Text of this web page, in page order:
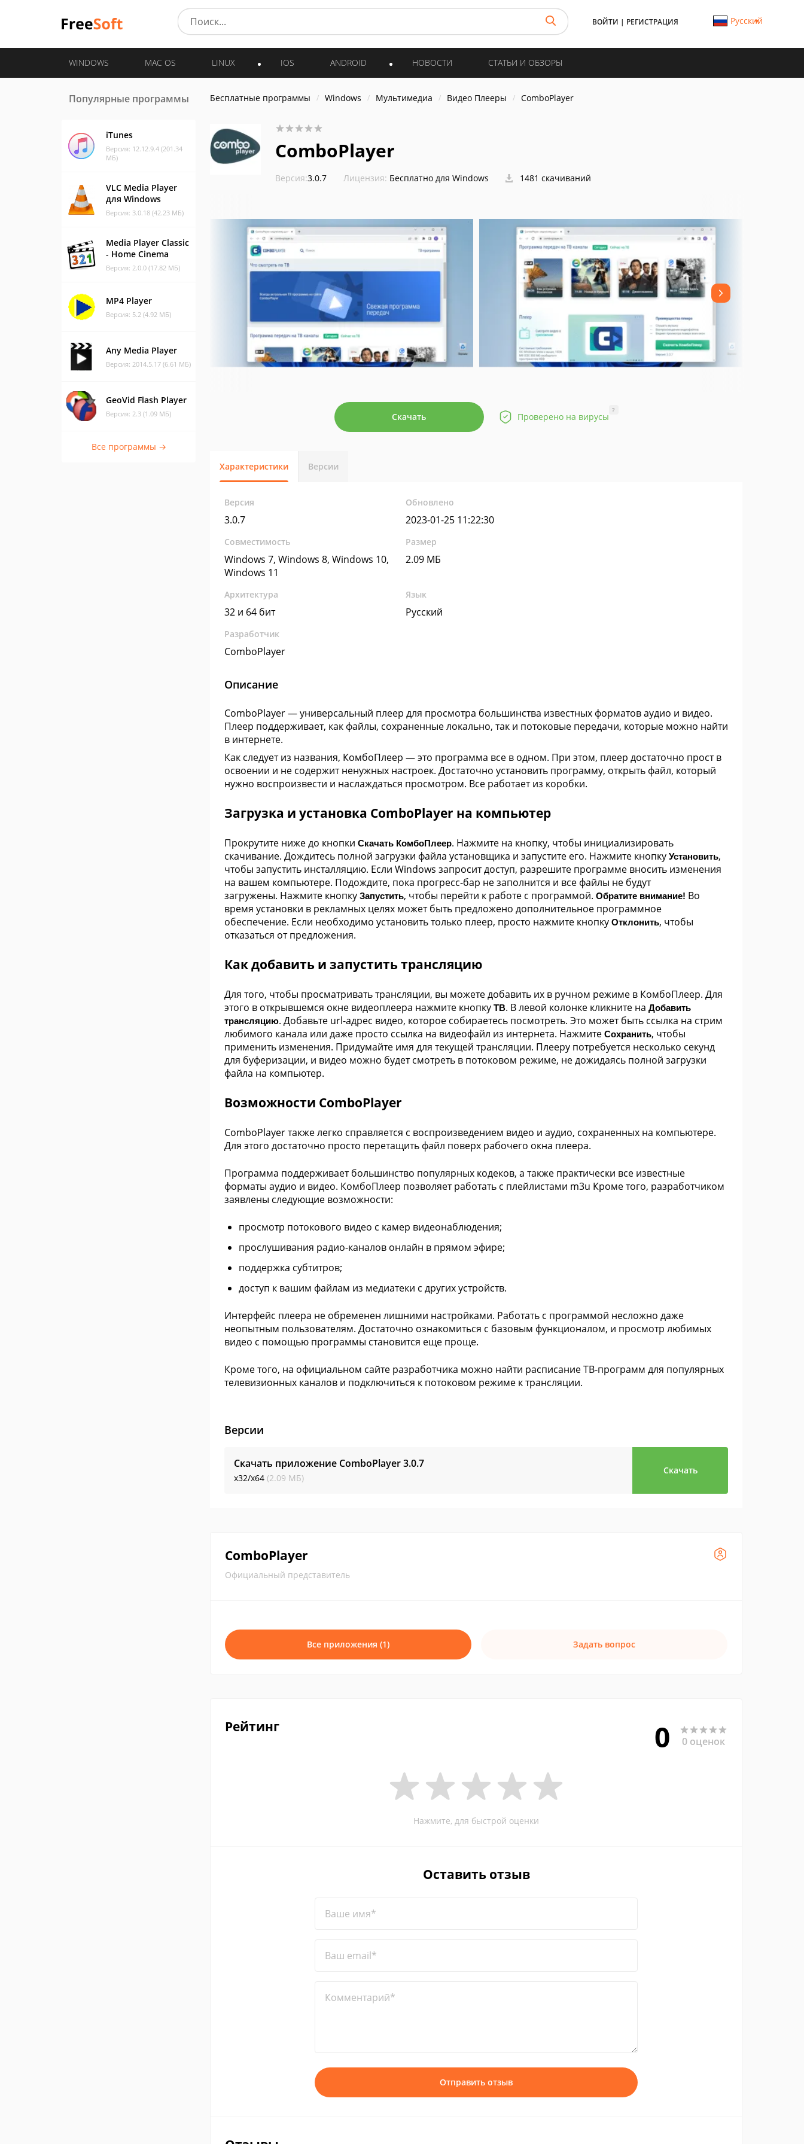
ВОЙТИ | РЕГИСТРАЦИЯ Русский
WINDOWS MAC OS LINUX IOS ANDROID НОВОСТИ СТАТЬИ И ОБЗОРЫ
Популярные программы
iTunes
Версия: 12.12.9.4 (201.34
МБ)
VLC Media Player
для Windows
Версия: 3.0.18 (42.23 МБ)
Media Player Classic
- Home Cinema
Версия: 2.0.0 (17.82 МБ)
MP4 Player
Версия: 5.2 (4.92 МБ)
Any Media Player
Версия: 2014.5.17 (6.61 МБ)
GeoVid Flash Player
Версия: 2.3 (1.09 МБ)
Все программы →
Бесплатные программы Windows Мультимедиа Видео Плееры ComboPlayer
ComboPlayer
Версия:3.0.7 Лицензия: Бесплатно для Windows 1481 скачиваний
Скачать Проверено на вирусы
?
Характеристики Версии
Версия
3.0.7
Обновлено
2023-01-25 11:22:30
Совместимость
Windows 7, Windows 8, Windows 10,
Windows 11
Размер
2.09 МБ
Архитектура
32 и 64 бит
Язык
Русский
Разработчик
ComboPlayer
Описание
СomboPlayer — универсальный плеер для просмотра большинства известных форматов аудио и видео.
Плеер поддерживает, как файлы, сохраненные локально, так и потоковые передачи, которые можно найти
в интернете.
Как следует из названия, КомбоПлеер — это программа все в одном. При этом, плеер достаточно прост в
освоении и не содержит ненужных настроек. Достаточно установить программу, открыть файл, который
нужно воспроизвести и наслаждаться просмотром. Все работает из коробки.
Загрузка и установка ComboPlayer на компьютер
Прокрутите ниже до кнопки Скачать КомбоПлеер. Нажмите на кнопку, чтобы инициализировать
скачивание. Дождитесь полной загрузки файла установщика и запустите его. Нажмите кнопку Установить,
чтобы запустить инсталляцию. Если Windows запросит доступ, разрешите программе вносить изменения
на вашем компьютере. Подождите, пока прогресс-бар не заполнится и все файлы не будут
загружены. Нажмите кнопку Запустить, чтобы перейти к работе с программой. Обратите внимание! Во
время установки в рекламных целях может быть предложено дополнительное программное
обеспечение. Если необходимо установить только плеер, просто нажмите кнопку Отклонить, чтобы
отказаться от предложения.
Как добавить и запустить трансляцию
Для того, чтобы просматривать трансляции, вы можете добавить их в ручном режиме в КомбоПлеер. Для
этого в открывшемся окне видеоплеера нажмите кнопку ТВ. В левой колонке кликните на Добавить
трансляцию. Добавьте url-адрес видео, которое собираетесь посмотреть. Это может быть ссылка на стрим
любимого канала или даже просто ссылка на видеофайл из интернета. Нажмите Сохранить, чтобы
применить изменения. Придумайте имя для текущей трансляции. Плееру потребуется несколько секунд
для буферизации, и видео можно будет смотреть в потоковом режиме, не дожидаясь полной загрузки
файла на компьютер.
Возможности ComboPlayer
ComboPlayer также легко справляется с воспроизведением видео и аудио, сохраненных на компьютере.
Для этого достаточно просто перетащить файл поверх рабочего окна плеера.
Программа поддерживает большинство популярных кодеков, а также практически все известные
форматы аудио и видео. КомбоПлеер позволяет работать с плейлистами m3u Кроме того, разработчиком
заявлены следующие возможности:
просмотр потокового видео с камер видеонаблюдения;
прослушивания радио-каналов онлайн в прямом эфире;
поддержка субтитров;
доступ к вашим файлам из медиатеки с других устройств.
Интерфейс плеера не обременен лишними настройками. Работать с программой несложно даже
неопытным пользователям. Достаточно ознакомиться с базовым функционалом, и просмотр любимых
видео с помощью программы становится еще проще.
Кроме того, на официальном сайте разработчика можно найти расписание ТВ-программ для популярных
телевизионных каналов и подключиться к потоковом режиме к трансляции.
Версии
Скачать приложение ComboPlayer3.0.7
x32/x64 (2.09 МБ)
Скачать
ComboPlayer
Официальный представитель
Все приложения (1) Задать вопрос
Рейтинг 0 0 оценок
Нажмите, для быстрой оценки
Оставить отзыв
Ваше имя*
Ваш email*
Комментарий*
Отправить отзыв